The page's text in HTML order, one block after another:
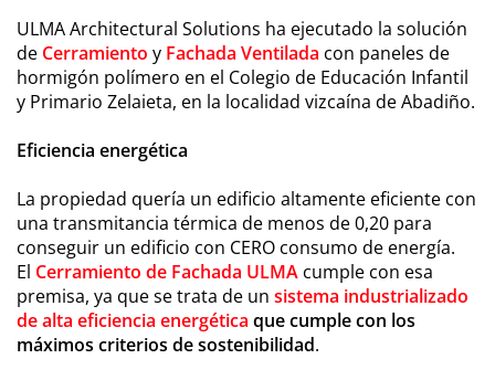
ULMA Architectural Solutions ha ejecutado la solución
de Cerramiento y Fachada Ventilada con paneles de
hormigón polímero en el Colegio de Educación Infantil
y Primario Zelaieta, en la localidad vizcaína de Abadiño.
Eficiencia energética
La propiedad quería un edificio altamente eficiente con
una transmitancia térmica de menos de 0,20 para
conseguir un edificio con CERO consumo de energía.
El Cerramiento de Fachada ULMA cumple con esa
premisa, ya que se trata de un sistema industrializado
de alta eficiencia energética que cumple con los
máximos criterios de sostenibilidad.